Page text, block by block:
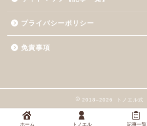
プライバシーポリシー
免責事項
2018–2026 トノエル式
ホーム トノエル 記事一覧